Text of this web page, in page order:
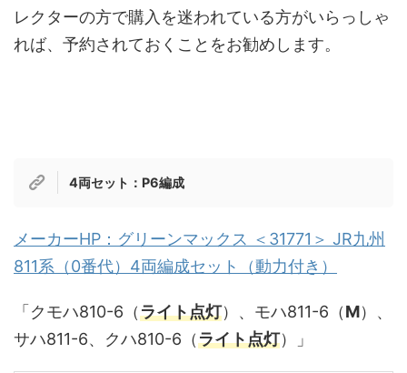
レクターの方で購入を迷われている方がいらっしゃ
れば、予約されておくことをお勧めします。
4両セット：P6編成
メーカーHP：グリーンマックス ＜31771＞ JR九州
811系（0番代）4両編成セット（動力付き）
「クモハ810-6（ライト点灯）、モハ811-6（M）、
サハ811-6、クハ810-6（ライト点灯）」